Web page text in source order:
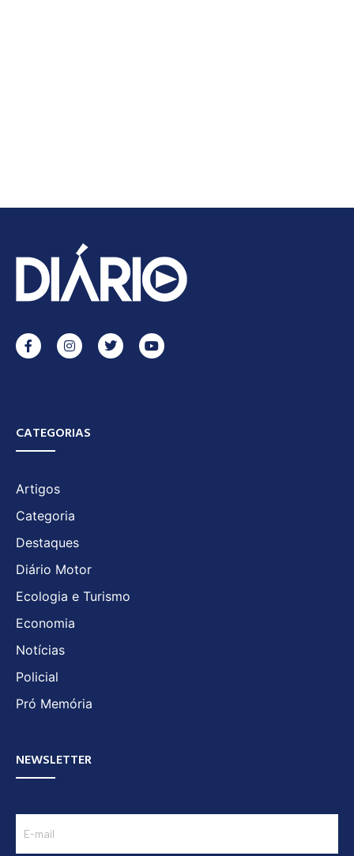
CATEGORIAS
Artigos
Categoria
Destaques
Diário Motor
Ecologia e Turismo
Economia
Notícias
Policial
Pró Memória
NEWSLETTER